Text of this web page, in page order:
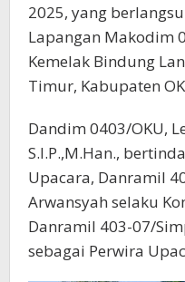
2025, yang
Lapangan Makodim
Kemelak Bindung
Timur, Kabupaten
Dandim 0403/OKU,
S.I.P.,M.Han.,
Upacara, Danramil
Arwansyah selaku
Danramil 403-07/
sebagai Perwira